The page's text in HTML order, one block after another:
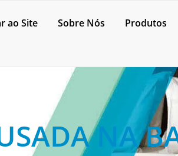
ao Site Sobre Nós Produtos
NA